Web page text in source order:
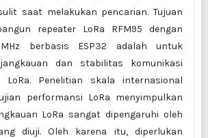
saat melakukan pencarian. Tujuan
repeater LoRa RFM95 dengan
berbasis ESP32 adalah untuk
dan stabilitas komunikasi
Penelitian skala internasional
performansi LoRa menyimpulkan
LoRa sangat dipengaruhi oleh
diuji. Oleh karena itu, diperlukan